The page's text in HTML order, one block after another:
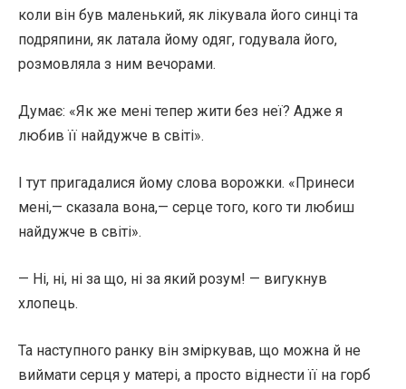
коли він був маленький, як лікувала його синці та
подряпини, як латала йому одяг, годувала його,
розмовляла з ним вечорами.
Думає: «Як же мені тепер жити без неї? Адже я
любив її найдужче в світі».
І тут пригадалися йому слова ворожки. «Принеси
мені,— сказала вона,— серце того, кого ти любиш
найдужче в світі».
— Ні, ні, ні за що, ні за який розум! — вигукнув
хлопець.
Та наступного ранку він зміркував, що можна й не
виймати серця у матері, а просто віднести її на горб